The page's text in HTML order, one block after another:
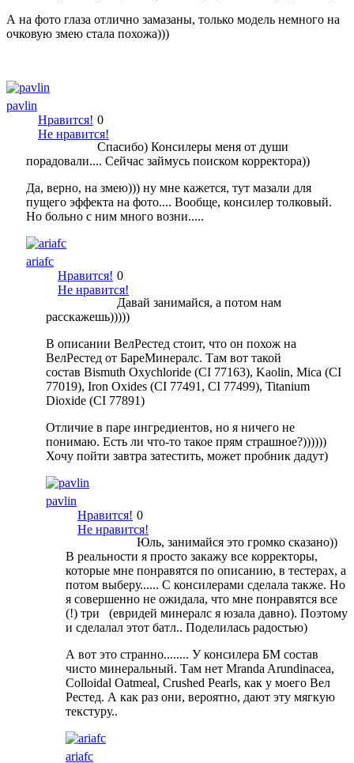
А на фото глаза отлично замазаны, только модель немного на
очковую змею стала похожа)))
pavlin
Нравится!
Не нравится!
0
Спасибо) Консилеры меня от души
порадовали.... Сейчас займусь поиском корректора))
Да, верно, на змею))) ну мне кажется, тут мазали для
пущего эффекта на фото.... Вообще, консилер толковый.
Но больно с ним много возни.....
ariafc
Нравится!
Не нравится!
0
Давай занимайся, а потом нам
расскажешь)))))
В описании ВелРестед стоит, что он похож на
ВелРестед от БареМинералс. Там вот такой
состав Bismuth Oxychloride (CI 77163), Kaolin, Mica (CI
77019), Iron Oxides (CI 77491, CI 77499), Titanium
Dioxide (CI 77891)
Отличие в паре ингредиентов, но я ничего не
понимаю. Есть ли что-то такое прям страшное?))))))
Хочу пойти завтра затестить, может пробник дадут)
pavlin
Нравится!
Не нравится!
0
Юль, занимайся это громко сказано))
В реальности я просто закажу все корректоры,
которые мне понравятся по описанию, в тестерах, а
потом выберу...... С консилерами сделала также. Но
я совершенно не ожидала, что мне понравятся все
(!) три (евридей минералс я юзала давно). Поэтому
и сделалал этот батл.. Поделилась радостью)
А вот это странно........ У консилера БМ состав
чисто минеральный. Там нет Mranda Arundinacea,
Colloidal Oatmeal, Crushed Pearls, как у моего Вел
Рестед. А как раз они, вероятно, дают эту мягкую
текстуру..
ariafc